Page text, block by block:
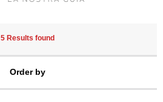
5 Results found
Order by